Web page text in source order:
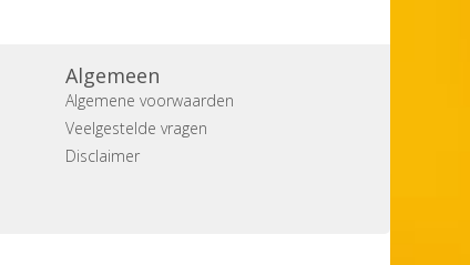
Algemeen
Algemene voorwaarden
Veelgestelde vragen
Disclaimer